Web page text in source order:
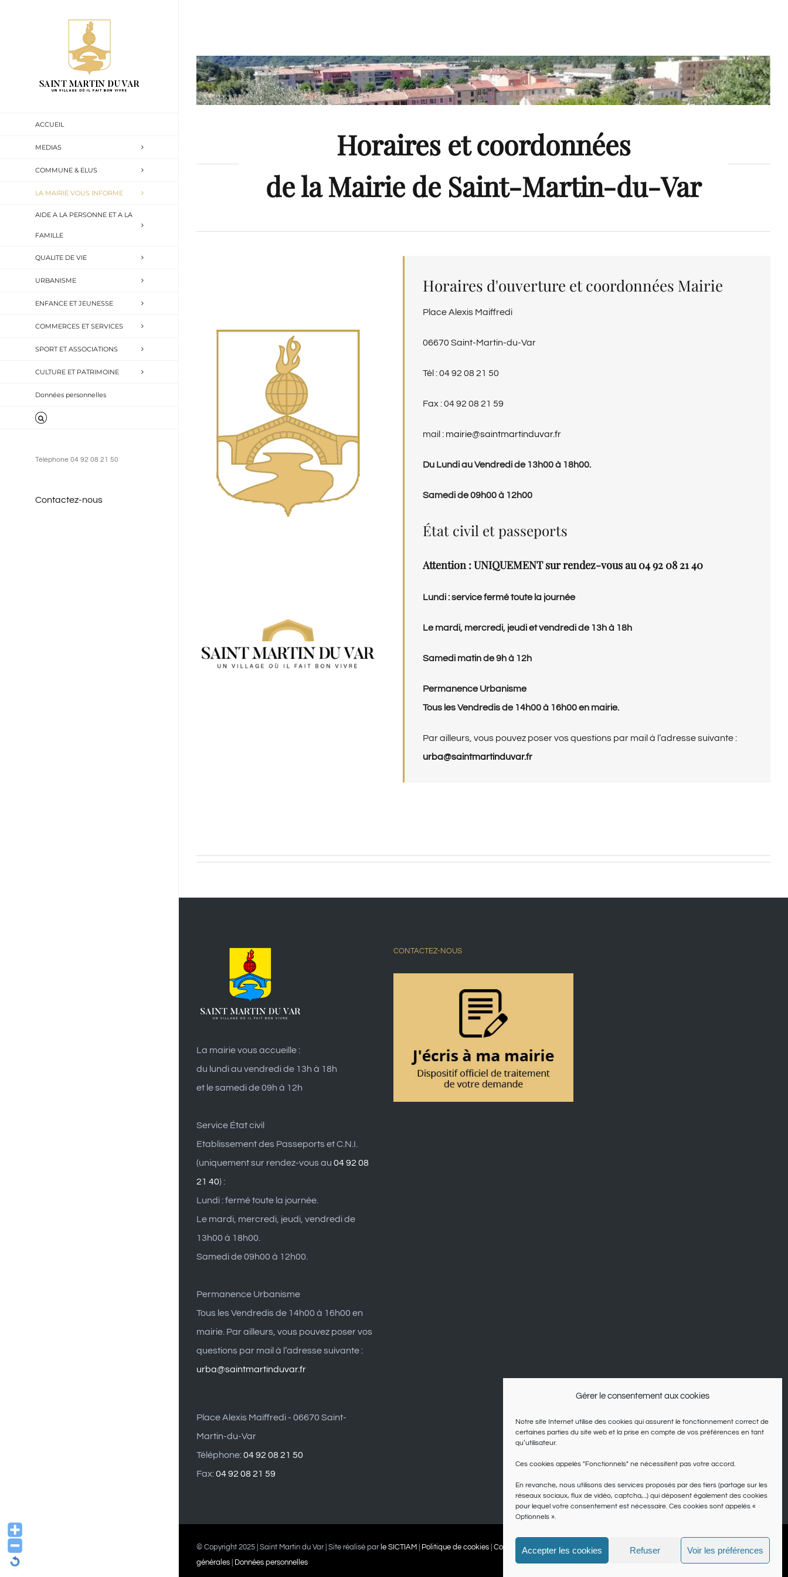
Gérer le consentement aux cookies
Notre site Internet utilise des cookies qui assurent le fonctionnement correct de
certaines parties du site web et la prise en compte de vos préférences en tant
qu’utilisateur.
Ces cookies appelés "Fonctionnels" ne nécessitent pas votre accord.
En revanche, nous utilisons des services proposés par des tiers (partage sur les
réseaux sociaux, flux de vidéo, captcha,...) qui déposent également des cookies
pour lequel votre consentement est nécessaire. Ces cookies sont appelés «
Optionnels ».
Accepter les cookies Refuser Voir les préférences
ACCUEIL
MEDIAS
COMMUNE & ELUS
LA MAIRIE VOUS INFORME
AIDE A LA PERSONNE ET A LA
FAMILLE
QUALITE DE VIE
URBANISME
ENFANCE ET JEUNESSE
COMMERCES ET SERVICES
SPORT ET ASSOCIATIONS
CULTURE ET PATRIMOINE
Données personnelles
Téléphone 04 92 08 21 50
Contactez-nous
Horaires et coordonnées
de la Mairie de Saint-Martin-du-Var
Horaires d'ouverture et coordonnées Mairie
Place Alexis Maiffredi
06670 Saint-Martin-du-Var
Tél : 04 92 08 21 50
Fax : 04 92 08 21 59
mail : mairie@saintmartinduvar.fr
Du Lundi au Vendredi de 13h00 à 18h00.
Samedi de 09h00 à 12h00
État civil et passeports
Attention : UNIQUEMENT sur rendez-vous au 04 92 08 21 40
Lundi : service fermé toute la journée
Le mardi, mercredi, jeudi et vendredi de 13h à 18h
Samedi matin de 9h à 12h
Permanence Urbanisme
Tous les Vendredis de 14h00 à 16h00 en mairie.
Par ailleurs, vous pouvez poser vos questions par mail à l’adresse suivante :
urba@saintmartinduvar.fr
La mairie vous accueille :
du lundi au vendredi de 13h à 18h
et le samedi de 09h à 12h
Service État civil
Etablissement des Passeports et C.N.I.
(uniquement sur rendez-vous au 04 92 08
21 40) :
Lundi : fermé toute la journée.
Le mardi, mercredi, jeudi, vendredi de
13h00 à 18h00.
Samedi de 09h00 à 12h00.
Permanence Urbanisme
Tous les Vendredis de 14h00 à 16h00 en
mairie. Par ailleurs, vous pouvez poser vos
questions par mail à l’adresse suivante :
urba@saintmartinduvar.fr
Place Alexis Maiffredi - 06670 Saint-
Martin-du-Var
Téléphone:04 92 08 21 50
Fax:04 92 08 21 59
CONTACTEZ-NOUS
© Copyright 2025 | Saint Martin du Var | Site réalisé par le SICTIAM Politique de cookies Conditions
générales
Données personnelles
Facebook
TwitterPinterest